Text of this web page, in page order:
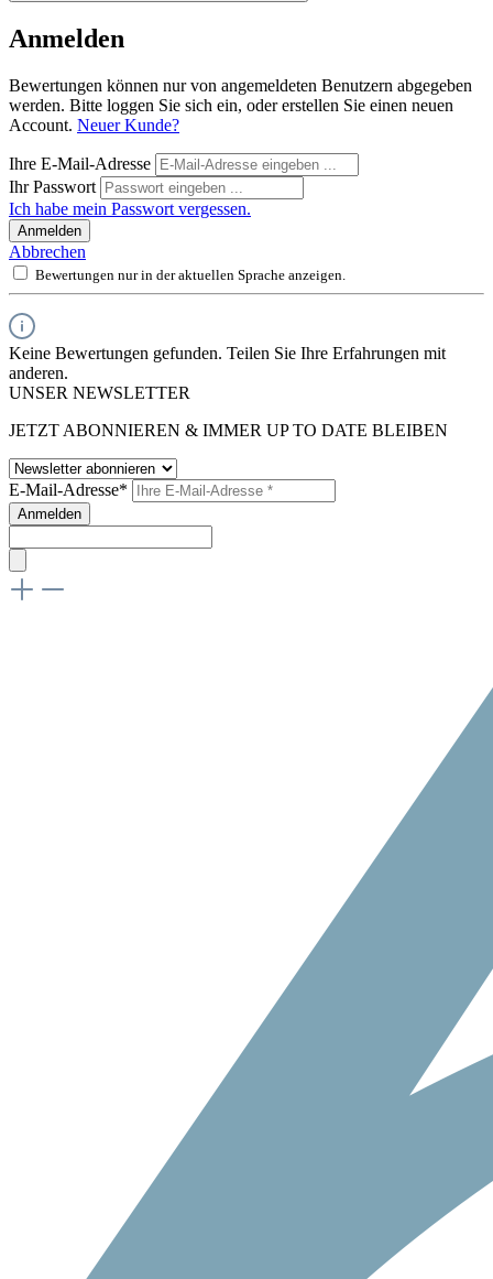
Anmelden
Bewertungen können nur von angemeldeten Benutzern abgegeben
werden. Bitte loggen Sie sich ein, oder erstellen Sie einen neuen
Account. Neuer Kunde?
Ihre E-Mail-Adresse
Ihr Passwort
Ich habe mein Passwort vergessen.
Anmelden
Abbrechen
Bewertungen nur in der aktuellen Sprache anzeigen.
Keine Bewertungen gefunden. Teilen Sie Ihre Erfahrungen mit
anderen.
UNSER NEWSLETTER
JETZT ABONNIEREN & IMMER UP TO DATE BLEIBEN
E-Mail-Adresse*
Anmelden